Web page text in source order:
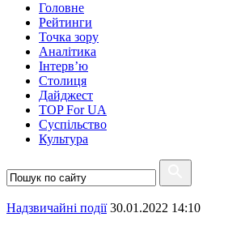
Головне
Рейтинги
Точка зору
Аналітика
Інтерв’ю
Столиця
Дайджест
TOP For UA
Суспiльство
Культура
Надзвичайні події 30.01.2022 14:10